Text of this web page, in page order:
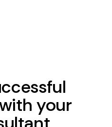
your